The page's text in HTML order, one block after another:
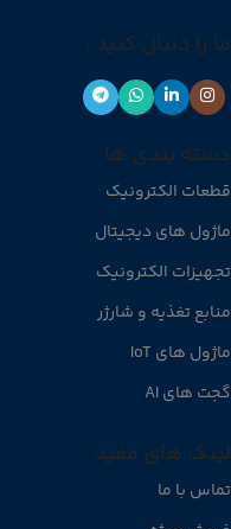
ما را دنبال کنید :
دسته بندی ها
قطعات الکترونیک
ماژول های دیجیتال
تجهیزات الکترونیک
منابع تغذیه و شارژر
ماژول های IoT
گجت های AI
لینک های مفید
تماس با ما